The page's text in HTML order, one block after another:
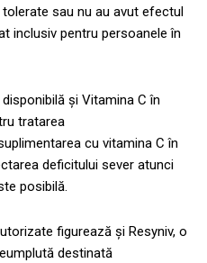
sau nu au avut efectul
inclusiv pentru persoanele în
și Vitamina C în
tratarea
cu vitamina C în
deficitului sever atunci
posibilă.
figurează și Resyniv, o
destinată